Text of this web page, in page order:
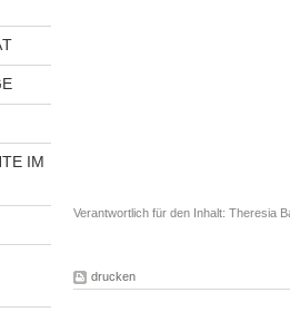
IM
Verantwortlich für den Inhalt: Theresia
drucken